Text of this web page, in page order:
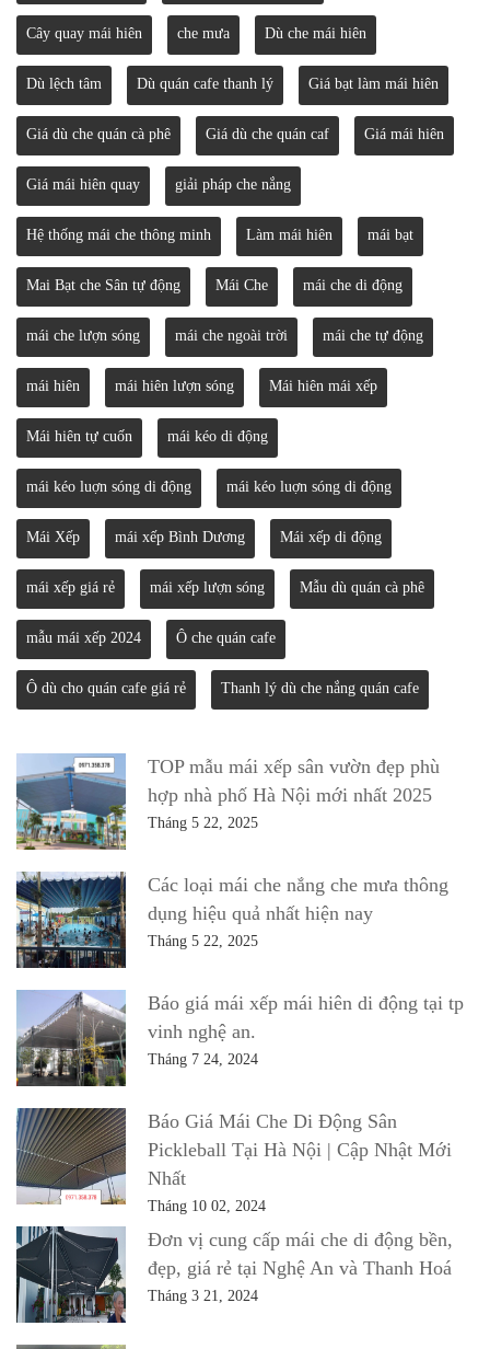
Cây quay mái hiên che mưa Dù che mái hiên
Dù lệch tâm Dù quán cafe thanh lý Giá bạt làm mái hiên
Giá dù che quán cà phê Giá dù che quán caf Giá mái hiên
Giá mái hiên quay giải pháp che nắng
Hệ thống mái che thông minh Làm mái hiên mái bạt
Mai Bạt che Sân tự động Mái Che mái che di động
mái che lượn sóng mái che ngoài trời mái che tự động
mái hiên mái hiên lượn sóng Mái hiên mái xếp
Mái hiên tự cuốn mái kéo di động
mái kéo luợn sóng di động mái kéo luợn sóng di động
Mái Xếp mái xếp Bình Dương Mái xếp di động
mái xếp giá rẻ mái xếp lượn sóng Mẫu dù quán cà phê
mẫu mái xếp 2024 Ô che quán cafe
Ô dù cho quán cafe giá rẻ Thanh lý dù che nắng quán cafe
TOP mẫu mái xếp sân vườn đẹp phù
hợp nhà phố Hà Nội mới nhất 2025
Tháng 5 22, 2025
Các loại mái che nắng che mưa thông
dụng hiệu quả nhất hiện nay
Tháng 5 22, 2025
Báo giá mái xếp mái hiên di động tại tp
vinh nghệ an.
Tháng 7 24, 2024
Báo Giá Mái Che Di Động Sân
Pickleball Tại Hà Nội | Cập Nhật Mới
Nhất
Tháng 10 02, 2024
Đơn vị cung cấp mái che di động bền,
đẹp, giá rẻ tại Nghệ An và Thanh Hoá
Tháng 3 21, 2024